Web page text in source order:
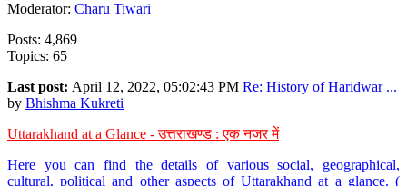
Moderator: Charu Tiwari
Posts: 4,869
Topics: 65
Last post: April 12, 2022, 05:02:43 PM Re: History of Haridwar ...
by Bhishma Kukreti
Uttarakhand at a Glance - उत्तराखण्ड : एक नजर में
Here you can find the details of various social, geographical,
cultural, political and other aspects of Uttarakhand at a glance. (